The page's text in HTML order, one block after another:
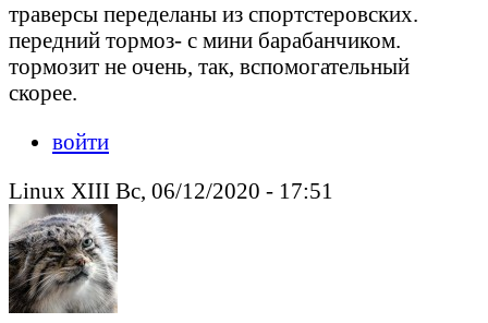
траверсы переделаны из спортстеровских.
передний тормоз- с мини барабанчиком.
тормозит не очень, так, вспомогательный
скорее.
войти
Linux XIII Вс, 06/12/2020 - 17:51